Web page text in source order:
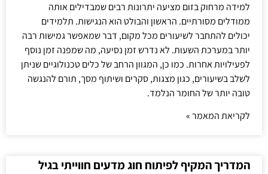
למידה מרחוק בזום מציעה יתרונות רבים שמבדילים אותה
ממודלים מסורתיים. הראשון והבולט הוא הנגישות. תלמידים
יכולים להתחבר לשיעורים מכל מקום, דבר שמאפשר גמישות רבה
יותר במערכת השעות. לא נדרש זמן נסיעה, מה שמפנה זמן נוסף
לפעילויות אחרות. כמו כן, המגוון הרחב של כלים טכנולוגיים שניתן
לשלב בשיעורים, כגון מצגות, סקרים ושיתוף מסך, תורם להנגשה
טובה יותר של החומר הנלמד.
לקריאת המאמר »
המדריך המקיף לפיתוח חוג מדעים חווייתי בגיל